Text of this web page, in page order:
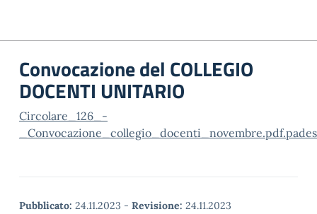
Convocazione del COLLEGIO
DOCENTI UNITARIO
Circolare_126_-
_Convocazione_collegio_docenti_novembre.pdf.pades
Pubblicato: 24.11.2023 - Revisione: 24.11.2023